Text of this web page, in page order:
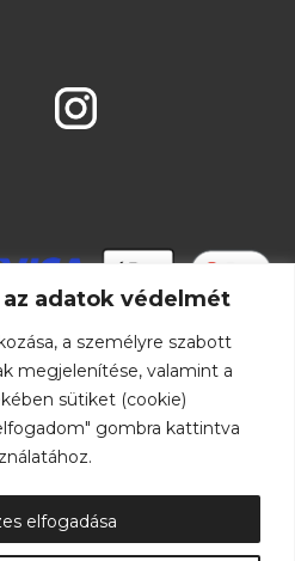
adatok védelmét
a személyre szabott
megjelenítése, valamint a
sütiket (cookie)
gombra kattintva
elfogadása